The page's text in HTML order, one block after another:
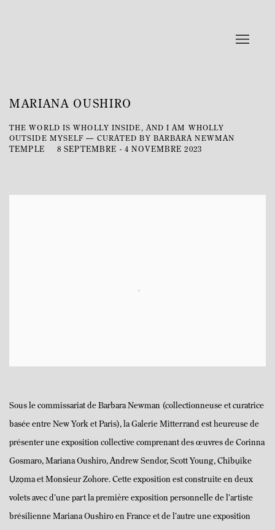
MARIANA OUSHIRO
THE WORLD IS WHOLLY INSIDE, AND I AM WHOLLY
OUTSIDE MYSELF — CURATED BY BARBARA NEWMAN
8 SEPTEMBRE - 4 NOVEMBRE 2023
TEMPLE
Sous le commissariat de Barbara Newman (collectionneuse et curatrice
basée entre New York et Paris), la Galerie Mitterrand est heureuse de
présenter une exposition collective comprenant des œuvres de Corinna
Gosmaro, Mariana Oushiro, Andrew Sendor, Scott Young, Chibụike
Ụzọma et Monsieur Zohore. Cette exposition est construite en deux
volets avec d’une part la première exposition personnelle de l’artiste
brésilienne Mariana Oushiro en France et de l’autre une exposition